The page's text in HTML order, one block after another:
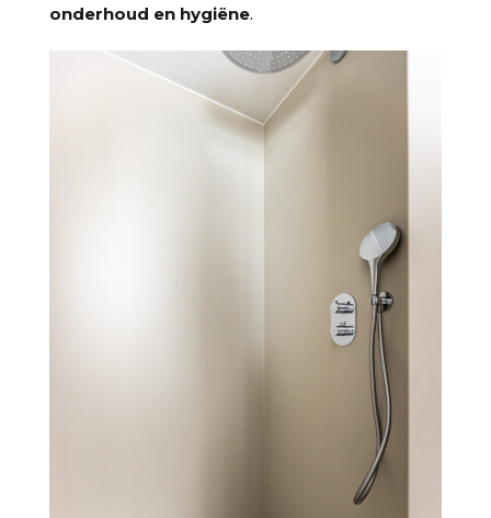
onderhoud en hygiëne.